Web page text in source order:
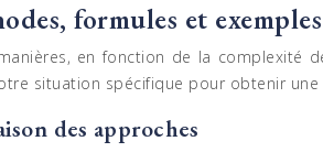
formules et
en fonction de la
situation spécifique pour obtenir
des approches